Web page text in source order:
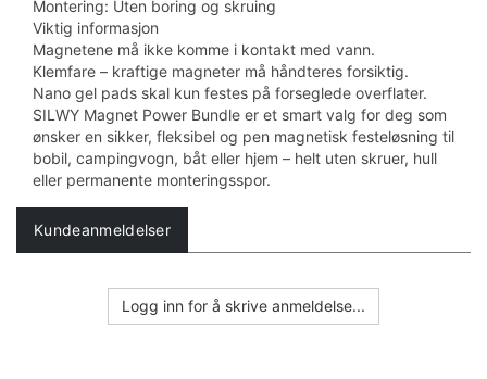
Montering: Uten boring og skruing
Viktig informasjon
Magnetene må ikke komme i kontakt med vann.
Klemfare – kraftige magneter må håndteres forsiktig.
Nano gel pads skal kun festes på forseglede overflater.
SILWY Magnet Power Bundle er et smart valg for deg som
ønsker en sikker, fleksibel og pen magnetisk festeløsning til
bobil, campingvogn, båt eller hjem – helt uten skruer, hull
eller permanente monteringsspor.
Kundeanmeldelser
Logg inn for å skrive anmeldelse...